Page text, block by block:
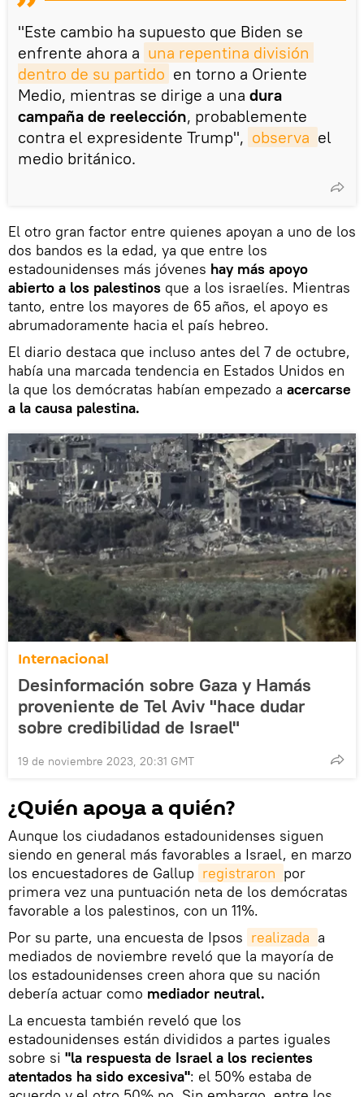
"Este cambio ha supuesto que Biden se
enfrente ahora a una repentina división
dentro de su partido en torno a Oriente
Medio, mientras se dirige a una dura
campaña de reelección, probablemente
contra el expresidente Trump", observa el
medio británico.
El otro gran factor entre quienes apoyan a uno de los
dos bandos es la edad, ya que entre los
estadounidenses más jóvenes hay más apoyo
abierto a los palestinos que a los israelíes. Mientras
tanto, entre los mayores de 65 años, el apoyo es
abrumadoramente hacia el país hebreo.
El diario destaca que incluso antes del 7 de octubre,
había una marcada tendencia en Estados Unidos en
la que los demócratas habían empezado a acercarse
a la causa palestina.
Internacional
Desinformación sobre Gaza y Hamás
proveniente de Tel Aviv "hace dudar
sobre credibilidad de Israel"
19 de noviembre 2023, 20:31 GMT
¿Quién apoya a quién?
Aunque los ciudadanos estadounidenses siguen
siendo en general más favorables a Israel, en marzo
los encuestadores de Gallup registraron por
primera vez una puntuación neta de los demócratas
favorable a los palestinos, con un 11%.
Por su parte, una encuesta de Ipsos realizada a
mediados de noviembre reveló que la mayoría de
los estadounidenses creen ahora que su nación
debería actuar como mediador neutral.
La encuesta también reveló que los
estadounidenses están divididos a partes iguales
sobre si "la respuesta de Israel a los recientes
atentados ha sido excesiva": el 50% estaba de